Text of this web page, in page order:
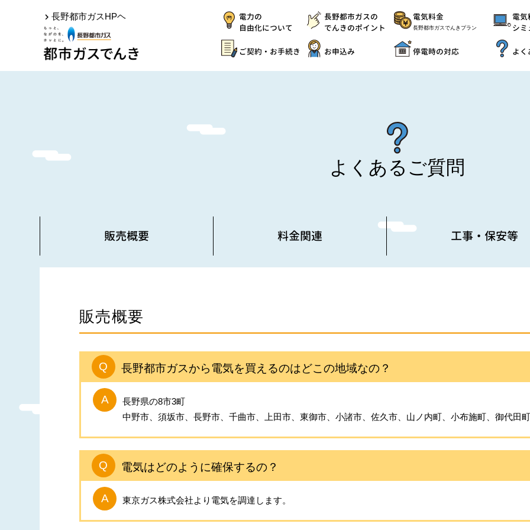
長野都市ガスHPヘ 電力の
自由化について
長野都市ガスの
でんきのポイント
電気料金
長野都市ガスでんきプラン
電気
シミ
ご契約・お手続き お申込み 停電時の対応 よく
よくあるご質問
販売概要 料金関連 工事・保安等
販売概要
長野都市ガスから電気を買えるのはどこの地域なの？
長野県の8市3町
中野市、須坂市、長野市、千曲市、上田市、東御市、小諸市、佐久市、山ノ内町、小布施町、御代田
電気はどのように確保するの？
東京ガス株式会社より電気を調達します。